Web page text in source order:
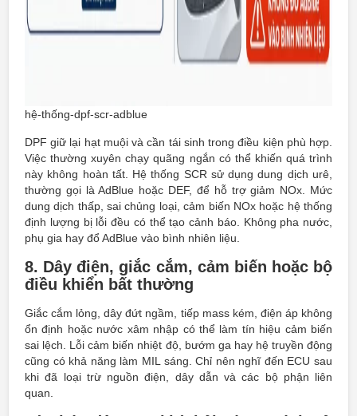
hệ-thống-dpf-scr-adblue
DPF giữ lại hạt muội và cần tái sinh trong điều kiện phù hợp.
Việc thường xuyên chạy quãng ngắn có thể khiến quá trình
này không hoàn tất. Hệ thống SCR sử dụng dung dịch urê,
thường gọi là AdBlue hoặc DEF, để hỗ trợ giảm NOx. Mức
dung dịch thấp, sai chủng loại, cảm biến NOx hoặc hệ thống
định lượng bị lỗi đều có thể tạo cảnh báo. Không pha nước,
phụ gia hay đổ AdBlue vào bình nhiên liệu.
8. Dây điện, giắc cắm, cảm biến hoặc bộ
điều khiển bất thường
Giắc cắm lỏng, dây đứt ngầm, tiếp mass kém, điện áp không
ổn định hoặc nước xâm nhập có thể làm tín hiệu cảm biến
sai lệch. Lỗi cảm biến nhiệt độ, bướm ga hay hệ truyền động
cũng có khả năng làm MIL sáng. Chỉ nên nghĩ đến ECU sau
khi đã loại trừ nguồn điện, dây dẫn và các bộ phận liên
quan.